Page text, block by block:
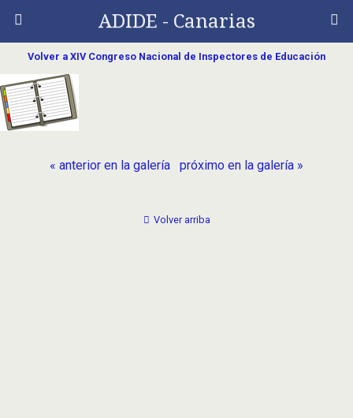
ADIDE - Canarias
Volver a XIV Congreso Nacional de Inspectores de Educación
« anterior en la galería próximo en la galería »
Volver arriba